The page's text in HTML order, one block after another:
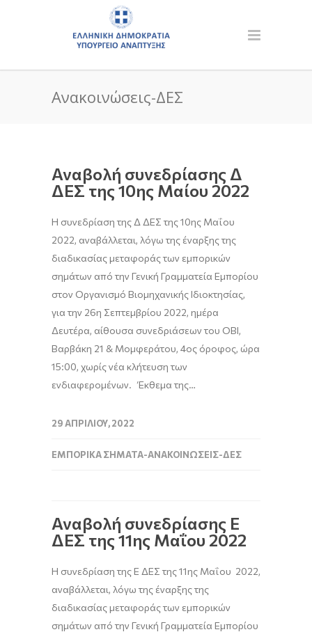
Ανακοινώσεις-ΔΕΣ
Αναβολή συνεδρίασης Δ
ΔΕΣ της 10ης Μαίου 2022
H συνεδρίαση της Δ ΔΕΣ της 10ης Μαΐου
2022, αναβάλλεται, λόγω της έναρξης της
διαδικασίας μεταφοράς των εμπορικών
σημάτων από την Γενική Γραμματεία Εμπορίου
στον Οργανισμό Βιομηχανικής Ιδιοκτησίας,
για την 26η Σεπτεμβρίου 2022, ημέρα
Δευτέρα, αίθουσα συνεδριάσεων του ΟΒΙ,
Βαρβάκη 21 & Μομφεράτου, 4ος όροφος, ώρα
15:00, χωρίς νέα κλήτευση των
ενδιαφερομένων. Έκθεμα της…
29 ΑΠΡΙΛΊΟΥ, 2022
ΕΜΠΟΡΙΚΆ ΣΉΜΑΤΑ-ΑΝΑΚΟΙΝΏΣΕΙΣ-ΔΕΣ
Αναβολή συνεδρίασης Ε
ΔΕΣ της 11ης Μαΐου 2022
H συνεδρίαση της E ΔΕΣ της 11ης Μαΐου 2022,
αναβάλλεται, λόγω της έναρξης της
διαδικασίας μεταφοράς των εμπορικών
σημάτων από την Γενική Γραμματεία Εμπορίου